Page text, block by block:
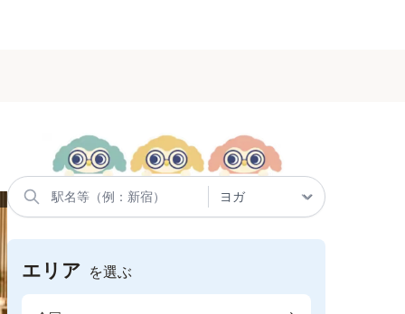
エリア を選ぶ